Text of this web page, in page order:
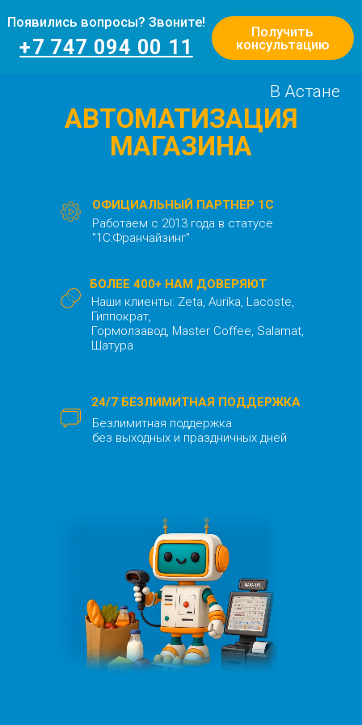
Получить
консультацию
+7 747 094 00 11
Появились вопросы? Звоните!
АВТОМАТИЗАЦИЯ
МАГАЗИНА
В Астане
ОФИЦИАЛЬНЫЙ ПАРТНЕР 1С
Работаем с 2013 года в статусе
"1С:Франчайзинг"
БОЛЕЕ 400+ НАМ ДОВЕРЯЮТ
Наши клиенты: Zeta, Aurika, Lacoste,
Гиппократ,
Гормолзавод, Master Coffee, Salamat,
Шатура
24/7 БЕЗЛИМИТНАЯ ПОДДЕРЖКА
Безлимитная поддержка
без выходных и праздничных дней